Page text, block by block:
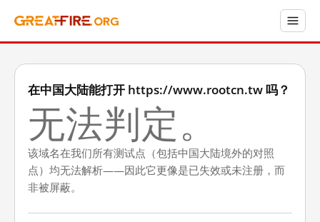
在中国大陆能打开 https://www.rootcn.tw 吗？
无法判定。
该域名在我们所有测试点（包括中国大陆境外的对照
点）均无法解析——因此它更像是已失效或未注册，而
非被屏蔽。